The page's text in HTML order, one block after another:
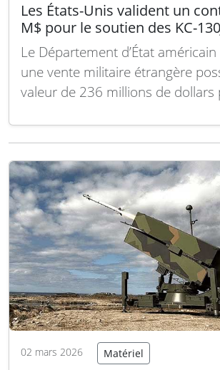
Les États-Unis valident un
M$ pour le soutien des KC-
Le Département d’État
une vente militaire étrangère
valeur de 236 millions de dollars
Koweït. Ce contrat vise à assurer
des appareils de transport
l’aviation koweïtienne. Le
suite
02 mars 2026 Matériel